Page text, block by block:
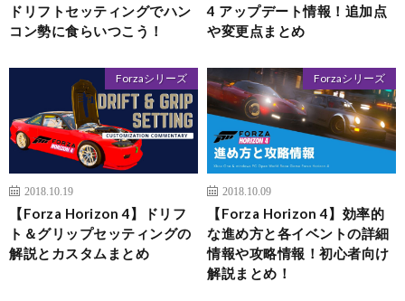
ドリフトセッティングでハン
コン勢に食らいつこう！
4 アップデート情報！追加点
や変更点まとめ
Forzaシリーズ
2018.10.19
【Forza Horizon 4】ドリフ
ト＆グリップセッティングの
解説とカスタムまとめ
Forzaシリーズ
2018.10.09
【Forza Horizon 4】効率的
な進め方と各イベントの詳細
情報や攻略情報！初心者向け
解説まとめ！